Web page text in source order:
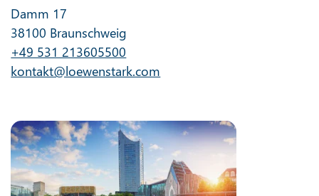
Damm 17
38100 Braunschweig
+49 531 213605500
kontakt@loewenstark.com